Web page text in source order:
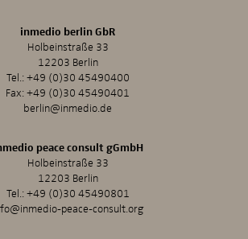
inmedio berlin GbR
Holbeinstraße 33
12203 Berlin
Tel.:+49 (0)30 45490400
Fax: +49 (0)30 45490401
berlin@inmedio.de
peace consult gGmbH
Holbeinstraße 33
12203 Berlin
Tel.:+49 (0)30 45490801
peace-consult.org